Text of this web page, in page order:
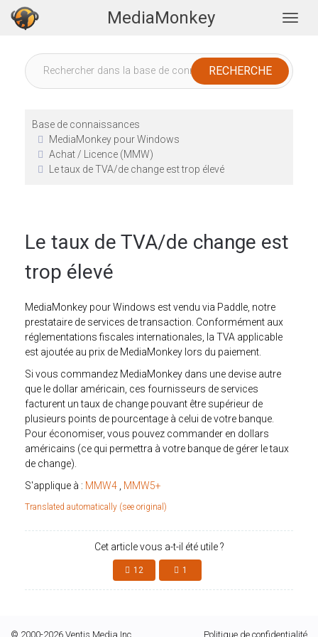
MediaMonkey
Base de connaissances
MediaMonkey pour Windows
Achat / Licence (MMW)
Le taux de TVA/de change est trop élevé
Le taux de TVA/de change est
trop élevé
MediaMonkey pour Windows est vendu via Paddle, notre
prestataire de services de transaction. Conformément aux
réglementations fiscales internationales, la TVA applicable
est ajoutée au prix de MediaMonkey lors du paiement.
Si vous commandez MediaMonkey dans une devise autre
que le dollar américain, ces fournisseurs de services
facturent un taux de change pouvant être supérieur de
plusieurs points de pourcentage à celui de votre banque.
Pour économiser, vous pouvez commander en dollars
américains (ce qui permettra à votre banque de gérer le taux
de change).
S'applique à : MMW4 MMW5+
Translated automatically (see original)
Cet article vous a-t-il été utile ?
12 1
© 2000-2026 Ventis Media Inc. Politique de confidentialité